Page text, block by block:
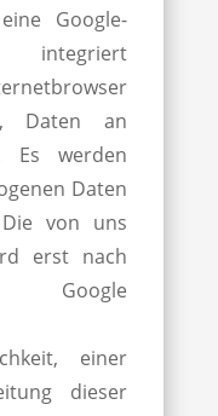
Google-
integriert
Daten an
Es werden
Daten
von uns
erst nach
Google
einer
dieser